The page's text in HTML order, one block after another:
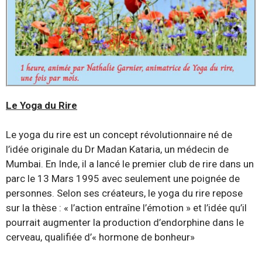
Le Yoga du Rire
Le yoga du rire est un concept révolutionnaire né de
l’idée originale du Dr Madan Kataria, un médecin de
Mumbai. En Inde, il a lancé le premier club de rire dans un
parc le 13 Mars 1995 avec seulement une poignée de
personnes. Selon ses créateurs, le yoga du rire repose
sur la thèse : « l’action entraîne l’émotion » et l’idée qu’il
pourrait augmenter la production d’endorphine dans le
cerveau, qualifiée d’« hormone de bonheur»